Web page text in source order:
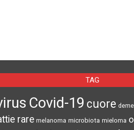
CEREBRALE
LE MELODIE CHE LE
IMMAGINANO
Covid-19
rare melanoma microbiota mieloma
tumore al polmone tumore al